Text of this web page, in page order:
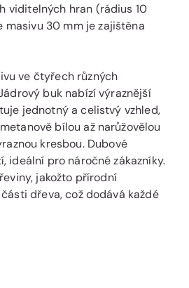
viditelných hran (rádius 10
masivu 30 mm je zajištěna
ve čtyřech různých
buk nabízí výraznější
jednotný a celistvý vzhled,
bílou až narůžovělou
kresbou. Dubové
ideální pro náročné zákazníky.
jakožto přírodní
dřeva, což dodává každé